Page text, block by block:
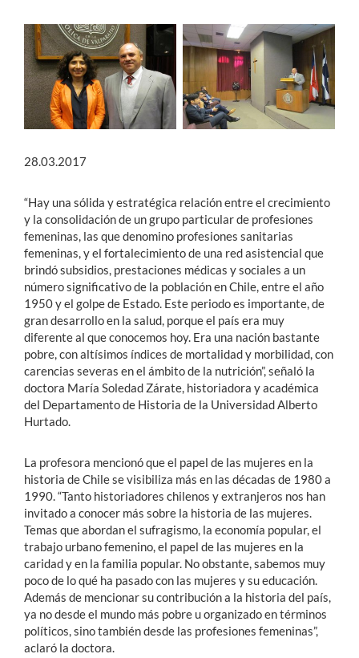
28.03.2017
“Hay una sólida y estratégica relación entre el crecimiento
y la consolidación de un grupo particular de profesiones
femeninas, las que denomino profesiones sanitarias
femeninas, y el fortalecimiento de una red asistencial que
brindó subsidios, prestaciones médicas y sociales a un
número significativo de la población en Chile, entre el año
1950 y el golpe de Estado. Este periodo es importante, de
gran desarrollo en la salud, porque el país era muy
diferente al que conocemos hoy. Era una nación bastante
pobre, con altísimos índices de mortalidad y morbilidad, con
carencias severas en el ámbito de la nutrición”, señaló la
doctora María Soledad Zárate, historiadora y académica
del Departamento de Historia de la Universidad Alberto
Hurtado.
La profesora mencionó que el papel de las mujeres en la
historia de Chile se visibiliza más en las décadas de 1980 a
1990. “Tanto historiadores chilenos y extranjeros nos han
invitado a conocer más sobre la historia de las mujeres.
Temas que abordan el sufragismo, la economía popular, el
trabajo urbano femenino, el papel de las mujeres en la
caridad y en la familia popular. No obstante, sabemos muy
poco de lo qué ha pasado con las mujeres y su educación.
Además de mencionar su contribución a la historia del país,
ya no desde el mundo más pobre u organizado en términos
políticos, sino también desde las profesiones femeninas”,
aclaró la doctora.